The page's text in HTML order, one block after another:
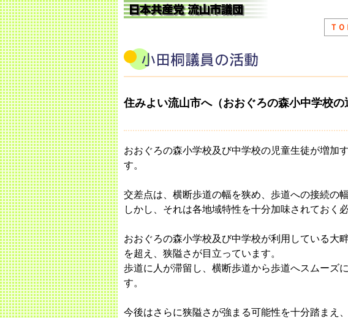
ＴＯ
住みよい流山市へ（おおぐろの森小中学校の
おおぐろの森小学校及び中学校の児童生徒が増加
す。
交差点は、横断歩道の幅を狭め、歩道への接続の
しかし、それは各地域特性を十分加味されておく
おおぐろの森小学校及び中学校が利用している大
を超え、狭隘さが目立っています。
歩道に人が滞留し、横断歩道から歩道へスムーズ
す。
今後はさらに狭隘さが強まる可能性を十分踏まえ